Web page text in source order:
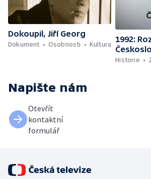
Dokoupil, Jiří Georg
Dokument
Osobnosti Kultura
1992:
Historie
Napište nám
Otevřít
kontaktní
formulář